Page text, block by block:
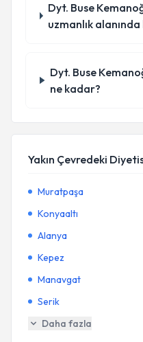
Dyt. Buse
uzmanlık
Dyt. Buse
ne kadar?
Yakın Çevredeki
Muratpaşa
Konyaaltı
Alanya
Kepez
Manavgat
Serik
Daha fazla